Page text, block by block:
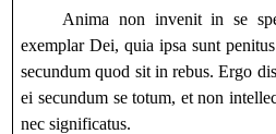
Anima non invenit in se
exemplar Dei, quia ipsa sunt
secundum quod sit in rebus. Ergo
ei secundum se totum, et non
nec significatus.